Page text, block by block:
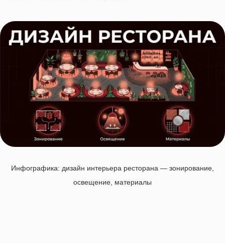
Инфографика: дизайн интерьера ресторана — зонирование,
освещение, материалы